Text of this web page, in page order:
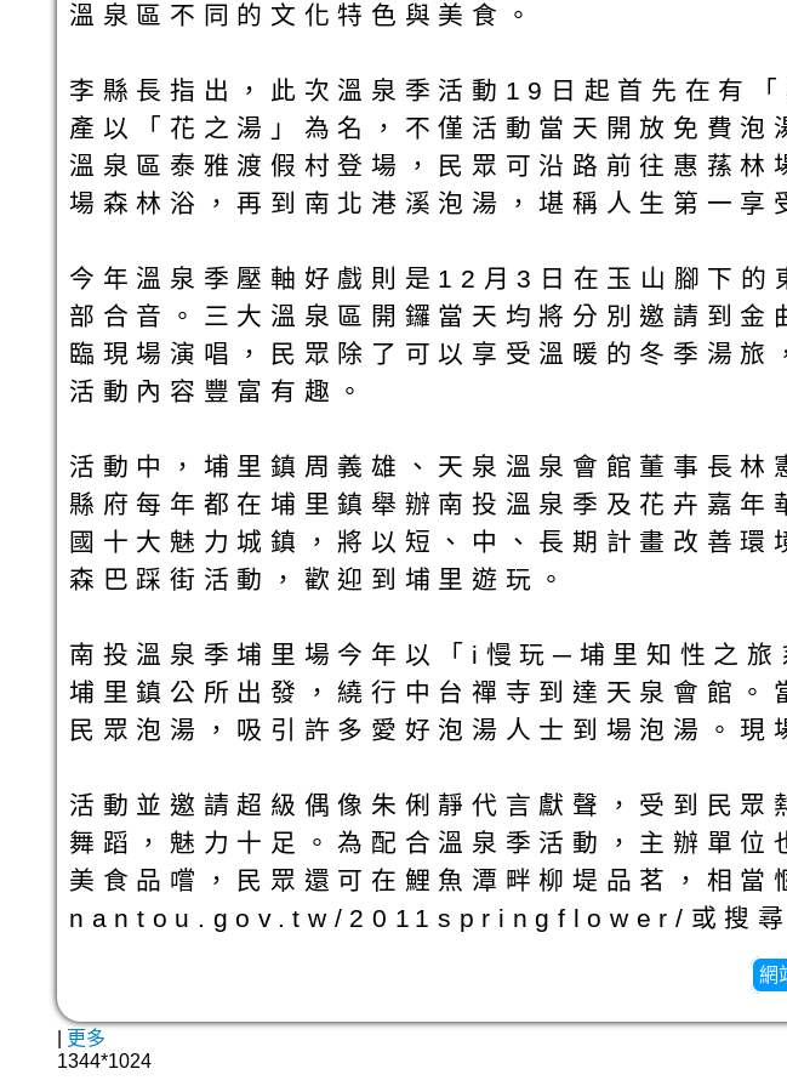
溫泉區不同的文化特色與美食。
李縣長指出，此次溫泉季活動19日起首先在有
產以「花之湯」為名，不僅活動當天開放免費
溫泉區泰雅渡假村登場，民眾可沿路前往惠蓀
場森林浴，再到南北港溪泡湯，堪稱人生第一享
今年溫泉季壓軸好戲則是12月3日在玉山腳下的
部合音。三大溫泉區開鑼當天均將分別邀請到
臨現場演唱，民眾除了可以享受溫暖的冬季湯
活動內容豐富有趣。
活動中，埔里鎮周義雄、天泉溫泉會館董事長
縣府每年都在埔里鎮舉辦南投溫泉季及花卉嘉
國十大魅力城鎮，將以短、中、長期計畫改善
森巴踩街活動，歡迎到埔里遊玩。
南投溫泉季埔里場今年以「i慢玩─埔里知性之
埔里鎮公所出發，繞行中台禪寺到達天泉會館
民眾泡湯，吸引許多愛好泡湯人士到場泡湯。
活動並邀請超級偶像朱俐靜代言獻聲，受到民
舞蹈，魅力十足。為配合溫泉季活動，主辦單
美食品嚐，民眾還可在鯉魚潭畔柳堤品茗，
nantou.gov.tw/2011springflower/或搜尋
網
更多
1344*1024